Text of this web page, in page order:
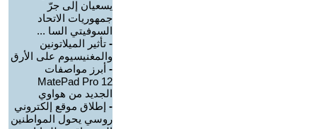
يسعيان إلى جرّ
جمهوريات الاتحاد
السوفيتي السا ...
- تأثير الميلاتونين
والمغنيسيوم على الأرق
- أبرز مواصفات
MatePad Pro 12
الجديد من هواوي
- إطلاق موقع إلكتروني
روسي يحول المواطنين